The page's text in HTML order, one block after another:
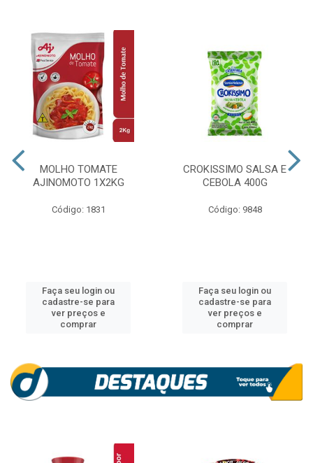
MOLHO TOMATE
AJINOMOTO 1X2KG
Código: 1831
Faça seu login ou
cadastre-se para
ver preços e
comprar
CROKISSIMO SALSA E
CEBOLA 400G
Código: 9848
Faça seu login ou
cadastre-se para
ver preços e
comprar